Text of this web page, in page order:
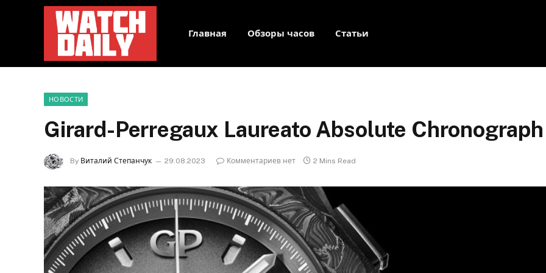
Главная Обзоры часов Статьи
НОВОСТИ
Girard-Perregaux Laureato Absolute
By Виталий Степанчук 29.08.2023 Комментариев нет 2 Mins Read